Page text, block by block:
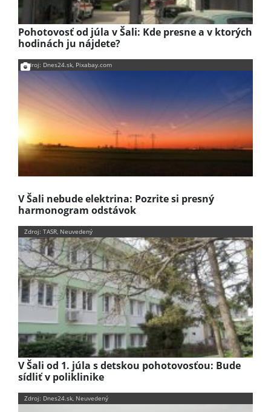
Pohotovosť od júla v Šali: Kde presne a v ktorých
hodinách ju nájdete?
Zdroj: Dnes24.sk, Pixabay.com
V Šali nebude elektrina: Pozrite si presný
harmonogram odstávok
Zdroj: TASR, Neuvedený
V Šali od 1. júla s detskou pohotovosťou: Bude
sídliť v poliklinike
Zdroj: Dnes24.sk, Neuvedený